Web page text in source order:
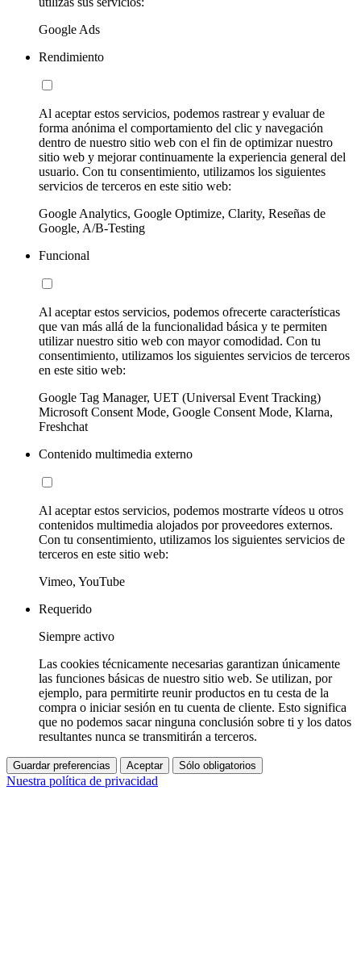
Google Ads
Rendimiento
Al aceptar estos servicios, podemos rastrear y evaluar de
forma anónima el comportamiento del clic y navegación
dentro de nuestro sitio web con el fin de optimizar nuestro
sitio web y mejorar continuamente la experiencia general del
usuario. Con tu consentimiento, utilizamos los siguientes
servicios de terceros en este sitio web:
Google Analytics, Google Optimize, Clarity, Reseñas de
Google, A/B-Testing
Funcional
Al aceptar estos servicios, podemos ofrecerte características
que van más allá de la funcionalidad básica y te permiten
utilizar nuestro sitio web con mayor comodidad. Con tu
consentimiento, utilizamos los siguientes servicios de terceros
en este sitio web:
Google Tag Manager, UET (Universal Event Tracking)
Microsoft Consent Mode, Google Consent Mode, Klarna,
Freshchat
Contenido multimedia externo
Al aceptar estos servicios, podemos mostrarte vídeos u otros
contenidos multimedia alojados por proveedores externos.
Con tu consentimiento, utilizamos los siguientes servicios de
terceros en este sitio web:
Vimeo, YouTube
Requerido
Siempre activo
Las cookies técnicamente necesarias garantizan únicamente
las funciones básicas de nuestro sitio web. Se utilizan, por
ejemplo, para permitirte reunir productos en tu cesta de la
compra o iniciar sesión en tu cuenta de cliente. Esto significa
que no podemos sacar ninguna conclusión sobre ti y los datos
resultantes nunca se transmitirán a terceros.
Guardar preferencias Aceptar Sólo obligatorios
Nuestra política de privacidad